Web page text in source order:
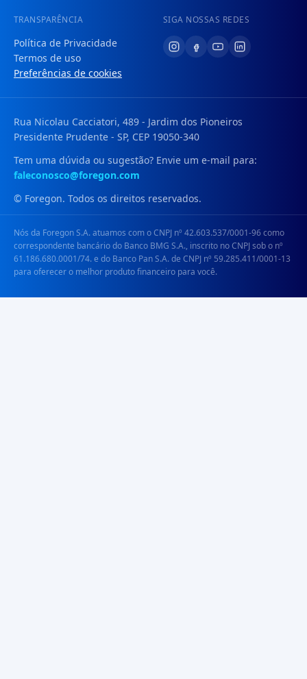
TRANSPARÊNCIA
Política de Privacidade
Termos de uso
Preferências de cookies
SIGA NOSSAS REDES
Rua Nicolau Cacciatori, 489 - Jardim dos Pioneiros
Presidente Prudente - SP, CEP 19050-340
Tem uma dúvida ou sugestão? Envie um e-mail para:
faleconosco@foregon.com
© Foregon. Todos os direitos reservados.
Nós da Foregon S.A. atuamos com o CNPJ nº 42.603.537/0001-96 como
correspondente bancário do Banco BMG S.A., inscrito no CNPJ sob o nº
61.186.680.0001/74. e do Banco Pan S.A. de CNPJ nº 59.285.411/0001-13
para oferecer o melhor produto financeiro para você.